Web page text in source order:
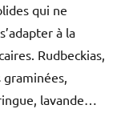
qui ne
à la
Rudbeckias,
lavande…